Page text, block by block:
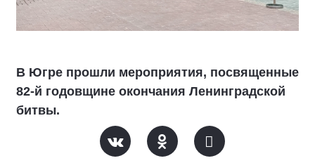
В Югре прошли мероприятия, посвященные
82-й годовщине окончания Ленинградской
битвы.